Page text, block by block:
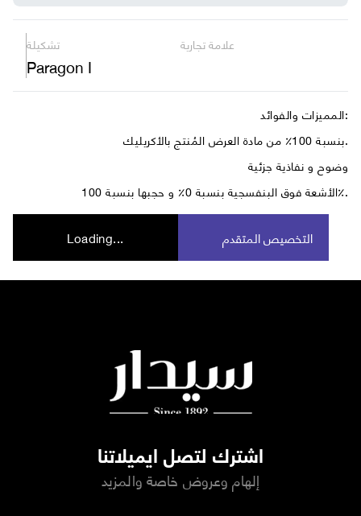
تشكيلة
Paragon I
علامة تجارية
المميزات والفوائد:
بنسبة 100٪ من مادة العرض المُنتج بالأكريليك.
وضوح و نفاذية جزئية
الأشعة فوق البنفسجية بنسبة 0٪ و حجبها بنسبة 100٪.
Loading... التخصيص المتقدم
اشترك لتصل ايميلاتنا
إلهام وعروض خاصة والمزيد